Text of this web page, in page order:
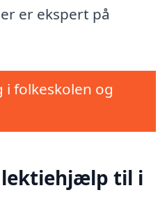
er ekspert på
i folkeskolen og
lektiehjælp til i